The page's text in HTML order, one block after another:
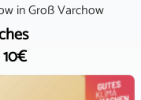
inGroß Varchow